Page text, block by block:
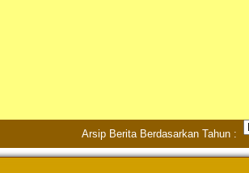
Arsip Berita Berdasarkan Tahun :